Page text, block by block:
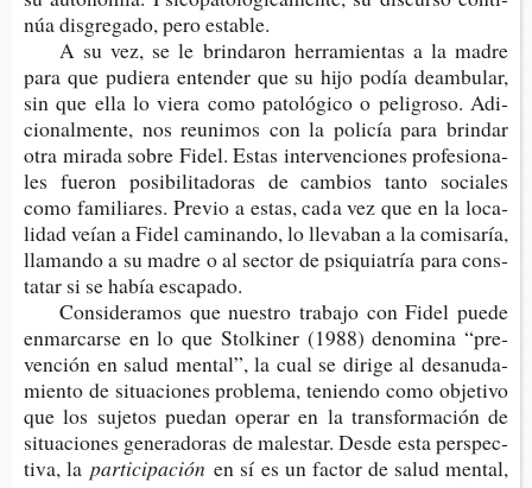
núa dis­gre­ga­do, pero estable.
A su vez, se le brin­da­ron herra­mien­tas a la madre
para que pudie­ra enten­der que su hijo podía deam­bu­lar,
sin que ella lo viera como pato­ló­gi­co o peli­gro­so. Adi­
cio­nal­men­te, nos reuni­mos con la poli­cía para brin­dar
otra mira­da sobre Fidel. Estas inter­ven­cio­nes pro­fe­sio­na­
les fue­ron posi­bi­li­ta­do­ras de cam­bios tanto socia­les
como fami­lia­res. Pre­vio a estas, cada vez que en la loca­
li­dad veían a Fidel cami­nan­do, lo lle­va­ban a la comi­sa­ría,
lla­man­do a su madre o al sec­tor de psi­quia­tría para cons­
ta­tar si se había escapado.
Con­si­de­ra­mos que nues­tro tra­ba­jo con Fidel puede
enmar­car­se en lo que Stol­ki­ner (1988) deno­mi­na “pre­
ven­ción en salud men­tal”, la cual se diri­ge al des­anu­da­
mien­to de situa­cio­nes pro­ble­ma, tenien­do como obje­ti­vo
que los suje­tos pue­dan ope­rar en la trans­for­ma­ción de
situa­cio­nes gene­ra­do­ras de males­tar. Desde esta pers­pec­
ti­va, laparticipación en sí es un fac­tor de salud men­tal,